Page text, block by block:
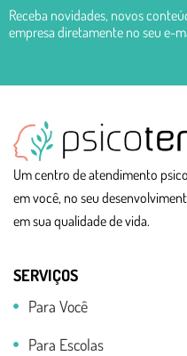
Receba novidades, novos
empresa diretamente no seu e-
Um centro de atendimento
em você, no seu
em sua qualidade de vida.
SERVIÇOS
Para Você
Para Escolas